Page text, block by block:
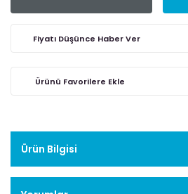
Fiyatı Düşünce Haber Ver
Ürün Bilgisi